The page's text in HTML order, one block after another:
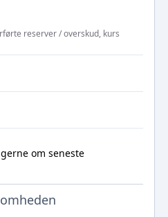
reserver / overskud, kurs
om seneste